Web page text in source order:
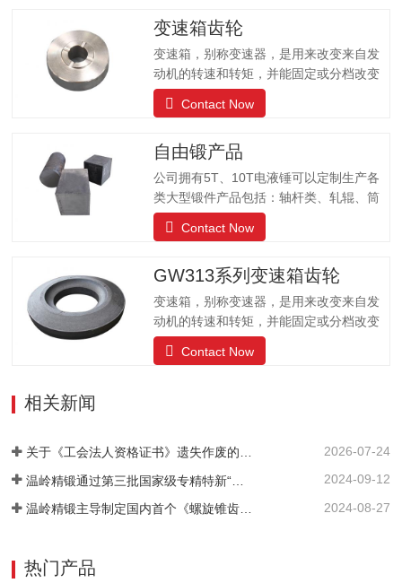
变速箱齿轮
变速箱，别称变速器，是用来改变来自发
动机的转速和转矩，并能固定或分档改变
输出轴和输入轴传动比的汽车配件；可以
改变传动比，扩大驱动轮转矩和转速的作
产线、成品生产线可以为客户提供各种齿
轮的不同需求。
Contact Now
自由锻产品
公司拥有5T、10T电液锤可以定制生产各
类大型锻件产品包括：轴杆类、轧辊、筒
体类、阀体、车轮、齿轮、齿圈、环形、
方块、模块、锻圆、不锈钢等锻件产品；
械、造船、军工、汽车、模具等行业所广
泛使用。锻打80kg-15000kg的各种自由锻
锻件
Contact Now
GW313系列变速箱齿轮
变速箱，别称变速器，是用来改变来自发
动机的转速和转矩，并能固定或分档改变
输出轴和输入轴传动比的汽车配件；可以
改变传动比，扩大驱动轮转矩和转速的作
Contact Now
相关新闻
关于《工会法人资格证书》遗失作废的声明 2026-07-24
2024-09-12
2024-08-27
热门产品